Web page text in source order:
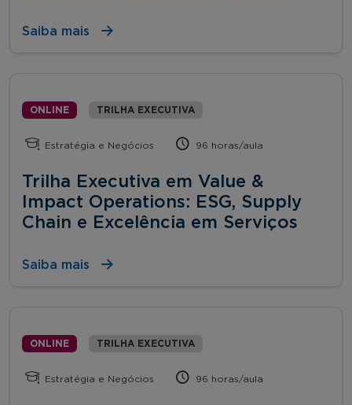
Saiba mais
ONLINE TRILHA EXECUTIVA
Estratégia e Negócios 96 horas/aula
Trilha Executiva em Value &
Impact Operations: ESG, Supply
Chain e Excelência em Serviços
Saiba mais
ONLINE TRILHA EXECUTIVA
Estratégia e Negócios 96 horas/aula